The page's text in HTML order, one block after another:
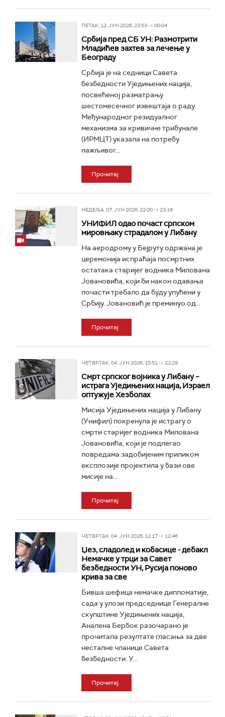
ПЕТАК, 12. ЈУН 2026, 23:53 -> 00:04
Србија пред СБ УН: Размотрити
Младићев захтев за лечење у
Београду
Србија је на седници Савета
безбедности Уједињених нација,
посвећеној разматрању
шестомесечног извештаја о раду
Међународног резидуалног
механизма за кривичне трибунале
(ИРМЦТ) указала на потребу
пажљивог...
Прочитај
НЕДЕЉА, 07. ЈУН 2026, 22:00 -> 23:16
УНИФИЛ одао почаст српском
мировњаку страдалом у Либану
На аеродрому у Бејруту одржана је
церемонија испраћаја посмртних
остатака старијег водника Милована
Јовановића, који би након одавања
почасти требало да буду упућени у
Србију. Јовановић је преминуо од...
Прочитај
ЧЕТВРТАК, 04. ЈУН 2026, 15:51 -> 22:29
Смрт српског војника у Либану –
истрага Уједињених нација, Израел
оптужује Хезболах
Мисија Уједињених нација у Либану
(Унифил) покренула је истрагу о
смрти старијег водника Милована
Јовановића, који је подлегао
повредама задобијеним приликом
експлозије пројектила у бази ове
мисије на...
Прочитај
ЧЕТВРТАК, 04. ЈУН 2026, 12:17 -> 12:46
Џез, сладолед и кобасице - дебакл
Немачке у трци за Савет
безбедности УН, Русија поново
крива за све
Бивша шефица немачке дипломатије,
сада у улози председнице Генералне
скупштине Уједињених нација,
Аналена Бербок разочарано је
прочитала резултате гласања за две
несталне чланице Савета
безбедности. У...
Прочитај